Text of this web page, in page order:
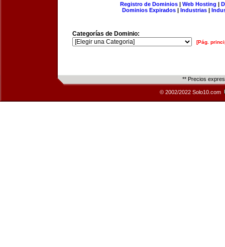
Registro de Dominios| Web Hosting |
Dominios Expirados | Industrias |
Categorías de Dominio:
[Pág.
** Precios
© 2002/2022 Solo10.com